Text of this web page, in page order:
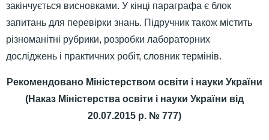
закінчується висновками. У кінці параграфа є блок
запитань для перевірки знань. Підручник також містить
різноманітні рубрики, розробки лабораторних
досліджень і практичних робіт, словник термінів.
Рекомендовано Міністерством освіти і науки України
(Наказ Міністерства освіти і науки України від
20.07.2015 р. № 777)